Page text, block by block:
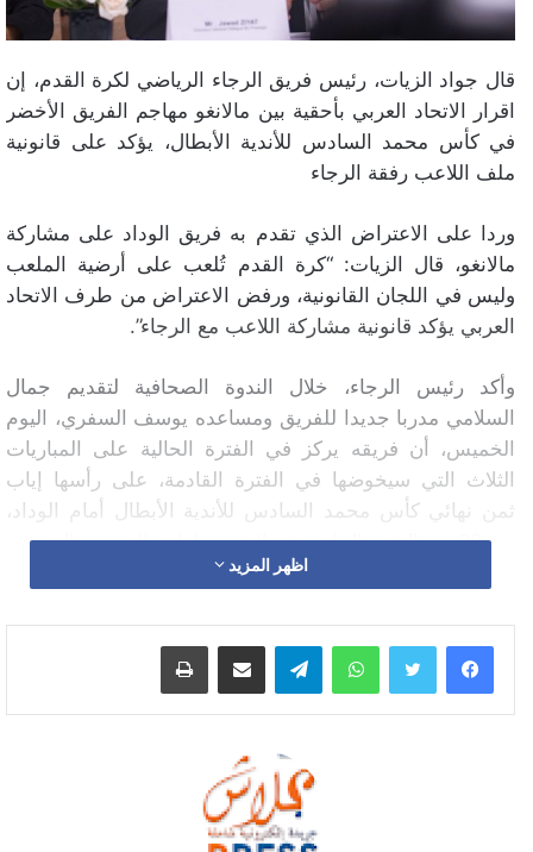
قال جواد الزيات، رئيس فريق الرجاء الرياضي لكرة القدم، إن
اقرار الاتحاد العربي بأحقية بين مالانغو مهاجم الفريق الأخضر
في كأس محمد السادس للأندية الأبطال، يؤكد على قانونية
ملف اللاعب رفقة الرجاء
وردا على الاعتراض الذي تقدم به فريق الوداد على مشاركة
مالانغو، قال الزيات: “كرة القدم تُلعب على أرضية الملعب
وليس في اللجان القانونية، ورفض الاعتراض من طرف الاتحاد
العربي يؤكد قانونية مشاركة اللاعب مع الرجاء”.
وأكد رئيس الرجاء، خلال الندوة الصحافية لتقديم جمال
السلامي مدربا جديدا للفريق ومساعده يوسف السفري، اليوم
الخميس، أن فريقه يركز في الفترة الحالية على المباريات
الثلاث التي سيخوضها في الفترة القادمة، على رأسها إياب
ثمن نهائي كأس محمد السادس للأندية الأبطال أمام الوداد،
في 23 من الشهر الجاري، فضلا عن مباراتي الترجي والتونسي
وفيتا كلوب الكونغولي، في دوري أبطال إفريقيا.
اظهر المزيد
واتساب تيلقرام مشاركة عبر البريد طباعة